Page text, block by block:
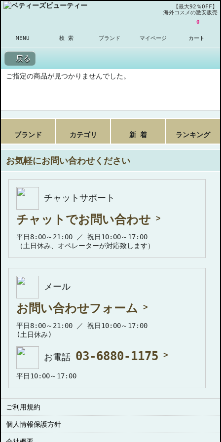
【最大92％OFF】
海外コスメの激安販売
MENU 検 索 ブランド マイページ
0
カート
戻る
ご指定の商品が見つかりませんでした。
ブランド カテゴリ 新 着 ランキング
お気軽にお問い合わせください
チャットサポート
チャットでお問い合わせ
平日8:00～21:00 ／ 祝日10:00～17:00
（土日休み、オペレーターが対応致します）
メール
お問い合わせフォーム
平日8:00～21:00 ／ 祝日10:00～17:00
(土日休み)
お電話 03-6880-1175
平日10:00～17:00
ご利用規約
個人情報保護方針